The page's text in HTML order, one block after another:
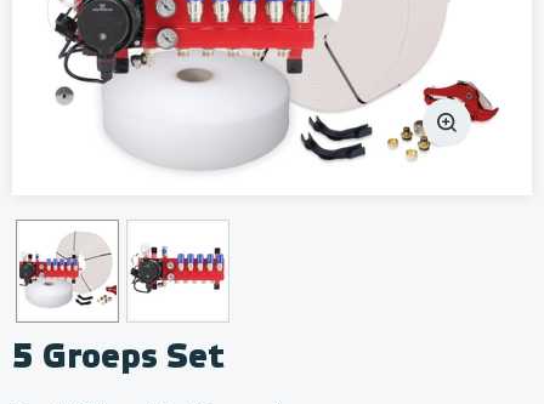
5 Groeps Set